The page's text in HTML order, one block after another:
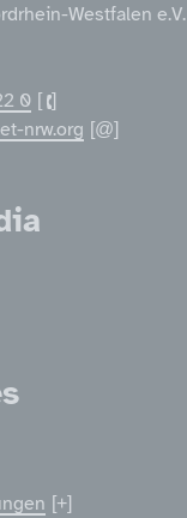
Westfalen e.V.
0
nrw.org